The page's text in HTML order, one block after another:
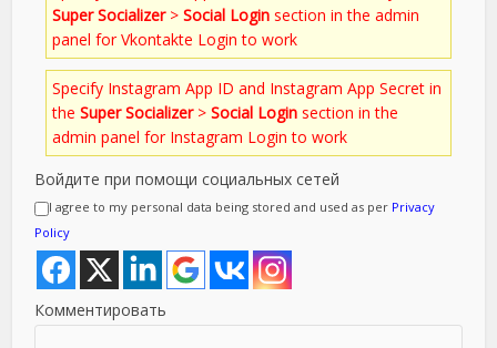
Super Socializer>Social Login section in the admin
panel for Vkontakte Login to work
Specify Instagram App ID and Instagram App Secret in
theSuper Socializer>Social Login section in the
admin panel for Instagram Login to work
Войдите при помощи социальных сетей
I agree to my personal data being stored and used as per Privacy
Policy
Комментировать